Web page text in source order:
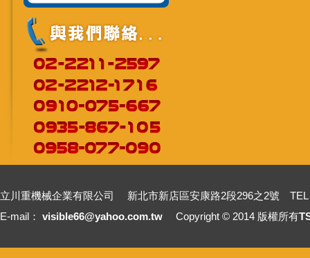
立川重機械企業有限公司 新北市新店區安康路2段296之2號 TEL
E-mail： visible66@yahoo.com.tw Copyright © 2014 版權所有